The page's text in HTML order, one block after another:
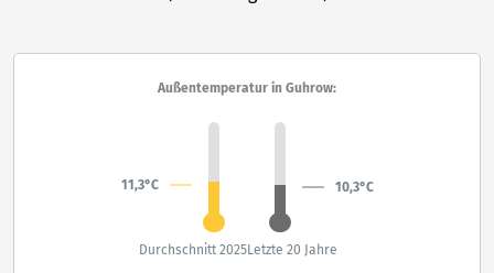
Außentemperatur in Guhrow:
11,3°C 10,3°C
Durchschnitt 2025Letzte 20 Jahre